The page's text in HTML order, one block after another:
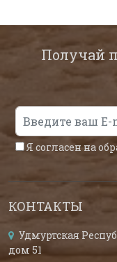
Получай
Я согласен на
КОНТАКТЫ
Удмуртская
дом 51